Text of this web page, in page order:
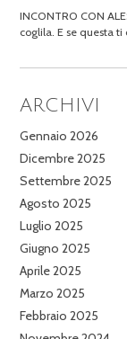
INCONTRO CON
coglila. E se questa ti
ARCHIVI
Gennaio 2026
Dicembre 2025
Settembre 2025
Agosto 2025
Luglio 2025
Giugno 2025
Aprile 2025
Marzo 2025
Febbraio 2025